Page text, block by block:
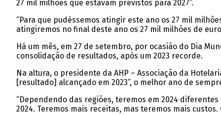
27 mil milhões que estavam previstos para 2027”.
“Para que pudéssemos atingir este ano os 27 mil
atingiremos no final deste ano os 27 mil milhões de
Há um mês, em 27 de setembro, por ocasião do Dia
consolidação de resultados, após um 2023 recorde.
Na altura, o presidente da AHP – Associação da
[resultado] alcançado em 2023”, o melhor ano de
“Dependendo das regiões, teremos em 2024
2024. Teremos mais receitas, mas teremos mais